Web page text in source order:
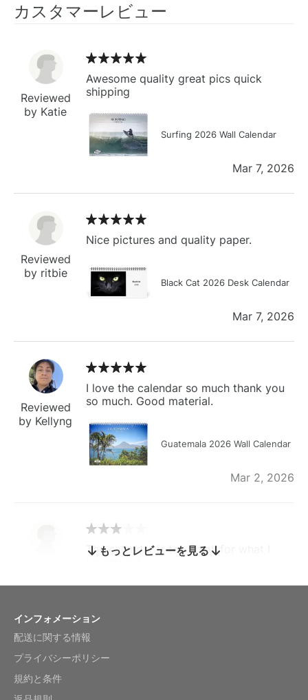
カスタマーレビュー
Reviewed
by Katie
Awesome quality great pics quick
shipping
Surfing 2026 Wall Calendar
Mar 7, 2026
Reviewed
by ritbie
Nice pictures and quality paper.
Black Cat 2026 Desk Calendar
Mar 7, 2026
Reviewed
by Kellyng
I love the calendar so much thank you
so much. Good material.
Guatemala 2026 Wall Calendar
Mar 2, 2026
by charles
The calendar is too small for what I
もっとレビューを見る
インフォメーション
配送に関する情報
プライバシーポリシー
規約と条件